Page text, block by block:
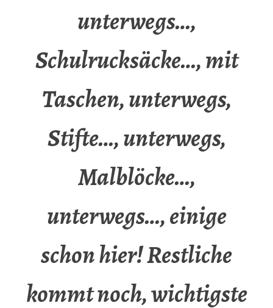
unterwegs…,
Schulrucksäcke…, mit
Taschen, unterwegs,
Stifte…, unterwegs,
Malblöcke…,
unterwegs…, einige
schon hier! Restliche
kommt noch, wichtigste